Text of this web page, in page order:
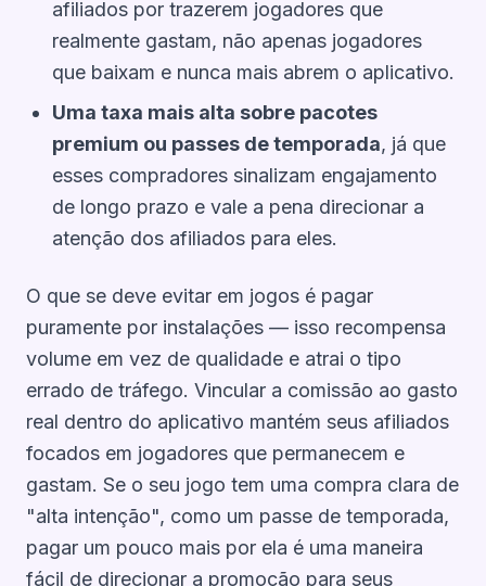
afiliados por trazerem jogadores que
realmente gastam, não apenas jogadores
que baixam e nunca mais abrem o aplicativo.
Uma taxa mais alta sobre pacotes
premium ou passes de temporada, já que
esses compradores sinalizam engajamento
de longo prazo e vale a pena direcionar a
atenção dos afiliados para eles.
O que se deve evitar em jogos é pagar
puramente por instalações — isso recompensa
volume em vez de qualidade e atrai o tipo
errado de tráfego. Vincular a comissão ao gasto
real dentro do aplicativo mantém seus afiliados
focados em jogadores que permanecem e
gastam. Se o seu jogo tem uma compra clara de
"alta intenção", como um passe de temporada,
pagar um pouco mais por ela é uma maneira
fácil de direcionar a promoção para seus